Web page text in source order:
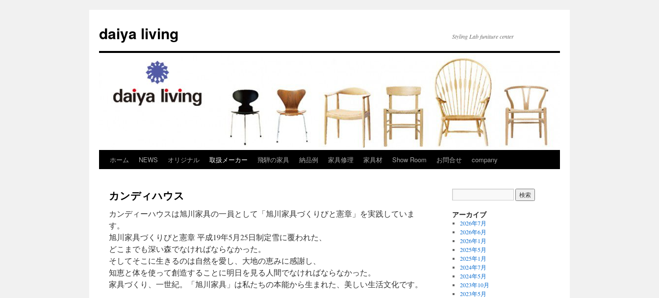
daiya living Styling Lab funiture center
ン
ツ
ス
キ
ホーム NEWS オリジナル 取扱メーカー 飛騨の家具 納品例 家具修理 家具材 Show Room お問合せ company
カンディハウス
カンディーハウスは旭川家具の一員として「旭川家具づくりびと憲章」を実践していま
す。
旭川家具づくりびと憲章 平成19年5月25日制定雪に覆われた、
どこまでも深い森でなければならなかった。
そしてそこに生きるのは自然を愛し、大地の恵みに感謝し、
知恵と体を使って創造することに明日を見る人間でなければならなかった。
家具づくり、一世紀。「旭川家具」は私たちの本能から生まれた、美しい生活文化です。
アーカイブ
2026年7月
2026年6月
2026年1月
2025年5月
2025年1月
2024年7月
2024年5月
2023年10月
2023年5月